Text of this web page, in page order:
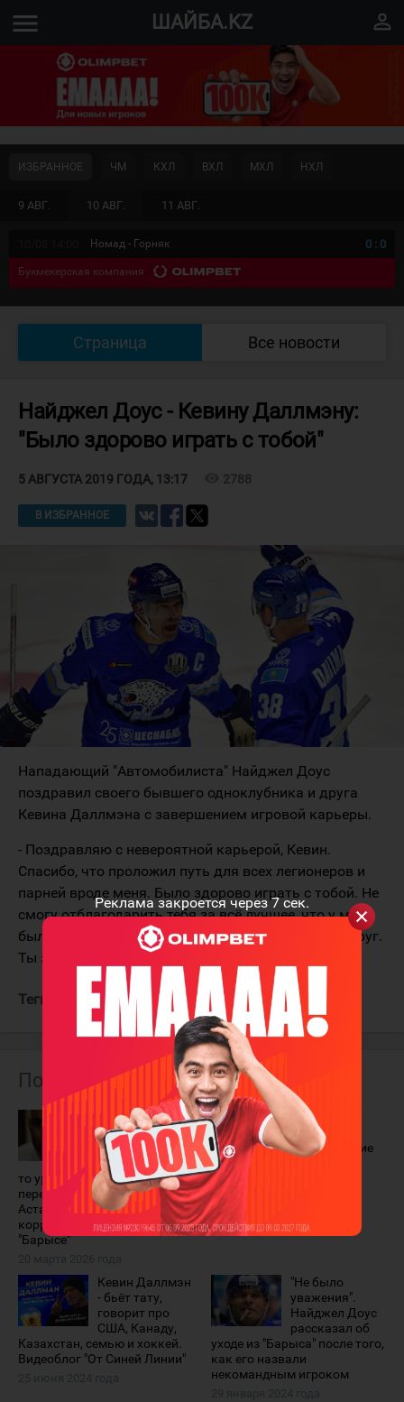
Реклама закроется через7сек.
menu ШАЙБА.KZ perm_identity
9 АВГ. 10 АВГ. 11 АВГ.
ИЗБРАННОЕ ЧМ КХЛ ВХЛ МХЛ НХЛ
Номад - Горняк 0 : 0
Букмекерская компания
Страница Все новости
Найджел Доус - Кевину Даллмэну:
"Было здорово играть с тобой"
5 АВГУСТА 2019 ГОДА, 13:17 2788
В ИЗБРАННОЕ
Нападающий "Автомобилиста" Найджел Доус
поздравил своего бывшего одноклубника и друга
Кевина Даллмэна с завершением игровой карьеры.
- Поздравляю с невероятной карьерой, Кевин.
Спасибо, что проложил путь для всех легионеров и
парней вроде меня. Было здорово играть с тобой. Не
смогу отблагодарить тебя за всё лучшее, что у меня
было. Наслаждайся завершением карьеры, мой друг.
Ты заслужил это. Я знаю, мы снова будем вместе.
Теги: Доус Найджел Даллмэн Кевин Барыс
Похожие материалы
"Там бывают
взятки и
откаты, кто-то
хочет себе что-
то урвать". Найджел Доус - о
переезде в КХЛ, жизни в
Астане, паспорте Казахстана,
коррупции и откатах в
"Барысе"
Игроки
"Барыса",
принимавшие
турнире PeeWee
24 февраля 2026 года
Кевин Даллмэн
- бьёт тату,
говорит про
США, Канаду,
Казахстан, семью и хоккей.
Видеоблог "От Синей Линии"
"Не было
уважения".
Найджел Доус
рассказал об
уходе из "Барыса" после того,
как его назвали
некомандным игроком